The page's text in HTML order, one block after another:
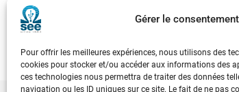
Gérer le consentement
Pour offrir les meilleures expériences, nous utilisons des
cookies pour stocker et/ou accéder aux informations des
ces technologies nous permettra de traiter des données
navigation ou les ID uniques sur ce site. Le fait de ne pas